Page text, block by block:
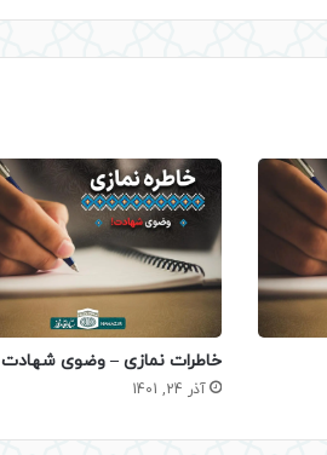
خاطرات نمازی – وضوی شهادت
آذر 24, 1401